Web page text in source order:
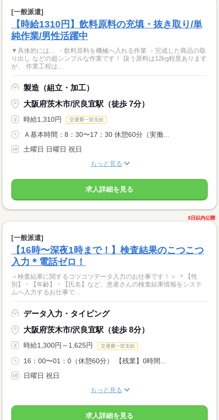
[一般派遣]
【時給1310円】飲料原料の充填・抜き取り/単
純作業/男性活躍中
▼具体的には… ・飲料原料を機械へ入れる作業 ・完成した商品の取
り出し などの超シンプルな作業です！ 扱う原料は12kg程度あります
が、 作業工程は...
製造（組立・加工）
大阪府茨木市/沢良宜駅（徒歩 7分）
時給1,310円 交通費一部支給
Ａ基本時間：8：30〜17：30 休憩60分（実働...
土曜日 日曜日 祝日
もっと見る
求人詳細を見る
3日以内公開
[一般派遣]
【16時〜深夜1時まで！】検査結果のこつこつ
入力＊電話ゼロ！
＜検査結果に関するコツコツデータ入力のお仕事です！＞ ＊【性
別】・【年齢】・【氏名】など、患者さんの検査結果情報をシステ
ムへ入力するお仕事で...
データ入力・タイピング
大阪府茨木市/沢良宜駅（徒歩 8分）
時給1,300円～1,625円 交通費一部支給
16：00〜01：0（休憩60分） 【残業】0時間...
日曜日 祝日
もっと見る
求人詳細を見る